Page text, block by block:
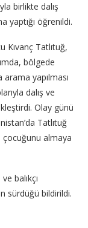
birlikte dalış
yaptığı öğrenildi.
Kıvanç Tatlıtuğ,
bölgede
yapılması
dalış ve
Olay günü
Tatlıtuğ
çocuğunu almaya
balıkçı
sürdüğü bildirildi.